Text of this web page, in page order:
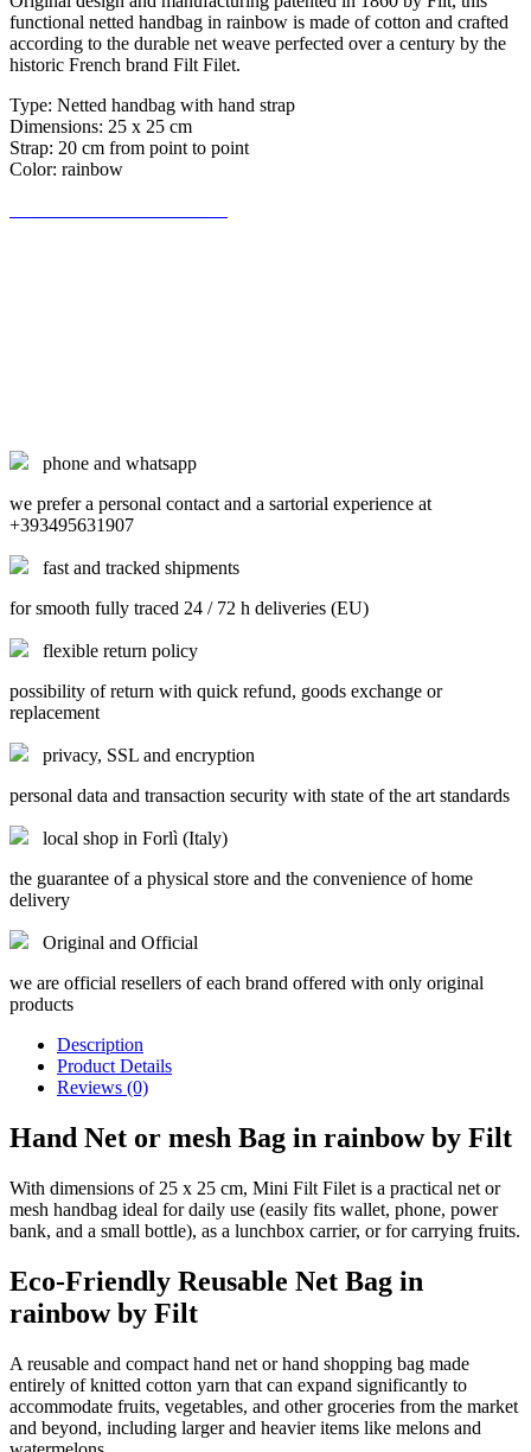
functional netted handbag in rainbow is made of cotton and crafted
according to the durable net weave perfected over a century by the
historic French brand Filt Filet.
Type: Netted handbag with hand strap
Dimensions: 25 x 25 cm
Strap: 20 cm from point to point
Color: rainbow
phone and whatsapp
we prefer a personal contact and a sartorial experience at
+393495631907
fast and tracked shipments
for smooth fully traced 24 / 72 h deliveries (EU)
flexible return policy
possibility of return with quick refund, goods exchange or
replacement
privacy, SSL and encryption
personal data and transaction security with state of the art standards
local shop in Forlì (Italy)
the guarantee of a physical store and the convenience of home
delivery
Original and Official
we are official resellers of each brand offered with only original
products
Description
Product Details
Reviews (0)
Hand Net or mesh Bag in rainbow by Filt
With dimensions of 25 x 25 cm, Mini Filt Filet is a practical net or
mesh handbag ideal for daily use (easily fits wallet, phone, power
bank, and a small bottle), as a lunchbox carrier, or for carrying fruits.
Eco-Friendly Reusable Net Bag in
rainbow by Filt
A reusable and compact hand net or hand shopping bag made
entirely of knitted cotton yarn that can expand significantly to
accommodate fruits, vegetables, and other groceries from the market
and beyond, including larger and heavier items like melons and